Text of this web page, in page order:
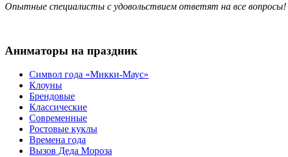
Опытные специалисты с удовольствием ответят на все вопросы!
Аниматоры на праздник
Символ года «Микки-Маус»
Клоуны
Брендовые
Классические
Современные
Ростовые куклы
Времена года
Вызов Деда Мороза